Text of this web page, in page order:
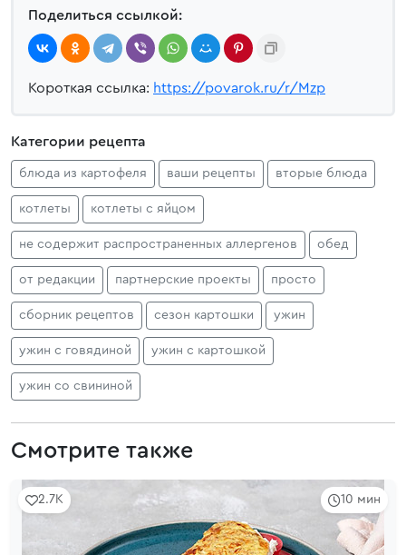
Поделиться ссылкой:
Короткая ссылка: https://povarok.ru/r/Mzp
Категории рецепта
блюда из картофеля ваши рецепты вторые блюда
котлеты котлеты с яйцом
не содержит распространенных аллергенов обед
от редакции партнерские проекты просто
сборник рецептов сезон картошки ужин
ужин с говядиной ужин с картошкой
ужин со свининой
Смотрите также
10 мин
2.7K